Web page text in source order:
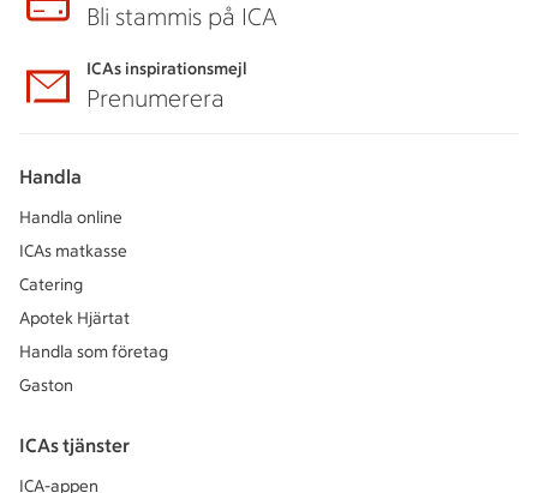
Bli stammis på ICA
ICAs inspirationsmejl
Prenumerera
Handla
Handla online
ICAs matkasse
Catering
Apotek Hjärtat
Handla som företag
Gaston
ICAs tjänster
ICA-appen